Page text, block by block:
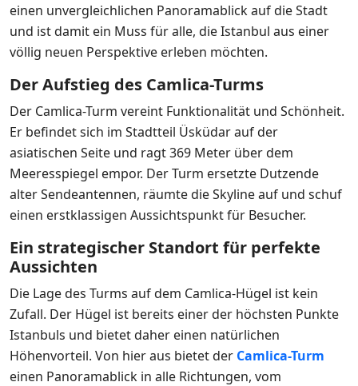
einen unvergleichlichen Panoramablick auf die Stadt
und ist damit ein Muss für alle, die Istanbul aus einer
völlig neuen Perspektive erleben möchten.
Der Aufstieg des Camlica-Turms
Der Camlica-Turm vereint Funktionalität und Schönheit.
Er befindet sich im Stadtteil Üsküdar auf der
asiatischen Seite und ragt 369 Meter über dem
Meeresspiegel empor. Der Turm ersetzte Dutzende
alter Sendeantennen, räumte die Skyline auf und schuf
einen erstklassigen Aussichtspunkt für Besucher.
Ein strategischer Standort für perfekte
Aussichten
Die Lage des Turms auf dem Camlica-Hügel ist kein
Zufall. Der Hügel ist bereits einer der höchsten Punkte
Istanbuls und bietet daher einen natürlichen
Höhenvorteil. Von hier aus bietet der Camlica-Turm
einen Panoramablick in alle Richtungen, vom